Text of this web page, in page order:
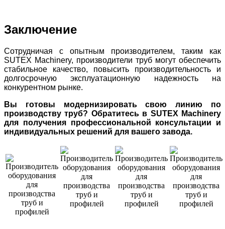
Заключение
Сотрудничая с опытным производителем, таким как
SUTEX Machinery, производители труб могут обеспечить
стабильное качество, повысить производительность и
долгосрочную эксплуатационную надежность на
конкурентном рынке.
Вы готовы модернизировать свою линию по
производству труб? Обратитесь в SUTEX Machinery
для получения профессиональной консультации и
индивидуальных решений для вашего завода.